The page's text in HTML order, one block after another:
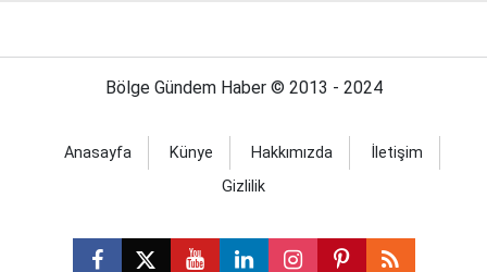
Bölge Gündem Haber © 2013 - 2024
Anasayfa Künye Hakkımızda
İletişim
Gizlilik